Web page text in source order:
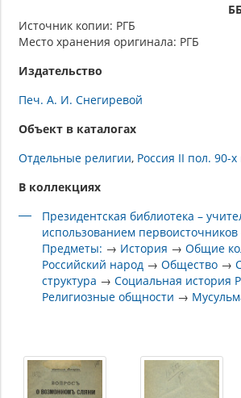
Источник копии: РГБ
Место хранения оригинала: РГБ
Издательство
Печ. А. И. Снегиревой
Объект в каталогах
Отдельные религии Россия II пол. 90-х
В коллекциях
Президентская библиотека –
использованием первоисточников
Предметы: → История →Общие
Российский народ →Общество →
структура →Социальная история
Религиозные общности →